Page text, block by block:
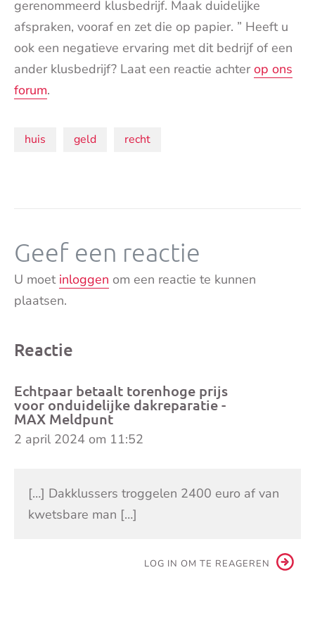
gerenommeerd klusbedrijf. Maak duidelijke
afspraken, vooraf en zet die op papier. ” Heeft u
ook een negatieve ervaring met dit bedrijf of een
ander klusbedrijf? Laat een reactie achterop ons
forum.
Onderwerpen:
huis geld recht
Geef een reactie
U moet inloggen om een reactie te kunnen
plaatsen.
Reactie
Echtpaar betaalt torenhoge prijs
voor onduidelijke dakreparatie -
MAX Meldpunt
2 april 2024 om 11:52
[…] Dakklussers troggelen 2400 euro af van
kwetsbare man […]
LOG IN OM TE REAGEREN